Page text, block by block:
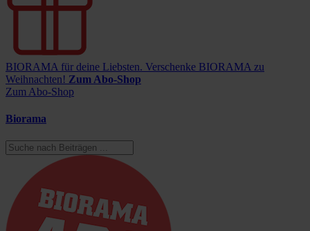
BIORAMA für deine Liebsten. Verschenke BIORAMA zu
Weihnachten! Zum Abo-Shop
Zum Abo-Shop
Biorama